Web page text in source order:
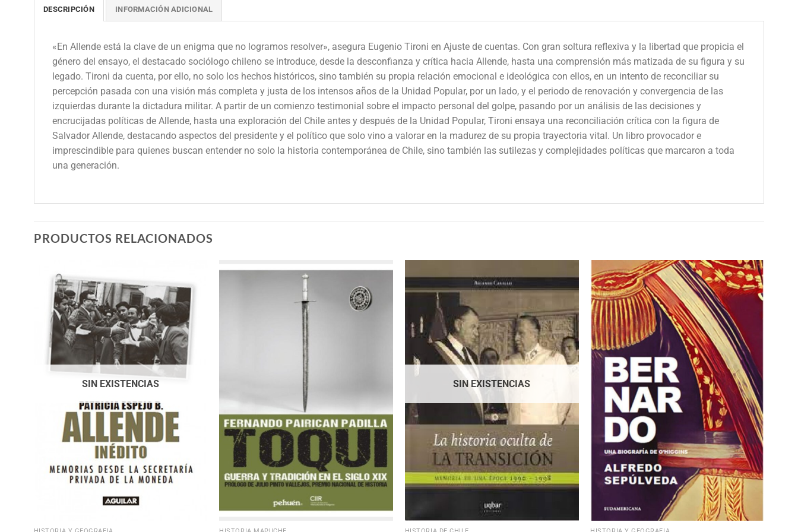
DESCRIPCIÓN INFORMACIÓN ADICIONAL
«En Allende está la clave de un enigma que no logramos resolver», asegura Eugenio Tironi en Ajuste de cuentas. Con gran soltura reflexiva y la libertad que propicia el
género del ensayo, el destacado sociólogo chileno se introduce, desde la desconfianza y crítica hacia Allende, hasta una comprensión más matizada de su figura y su
legado. Tironi da cuenta, por ello, no solo los hechos históricos, sino también su propia relación emocional e ideológica con ellos, en un intento de reconciliar su
percepción pasada con una visión más completa y justa de los intensos años de la Unidad Popular, por un lado, y el periodo de renovación y convergencia de las
izquierdas durante la dictadura militar. A partir de un comienzo testimonial sobre el impacto personal del golpe, pasando por un análisis de las decisiones y
encrucijadas políticas de Allende, hasta una exploración del Chile antes y después de la Unidad Popular, Tironi ensaya una reconciliación crítica con la figura de
Salvador Allende, destacando aspectos del presidente y el político que solo vino a valorar en la madurez de su propia trayectoria vital. Un libro provocador e
imprescindible para quienes buscan entender no solo la historia contemporánea de Chile, sino también las sutilezas y complejidades políticas que marcaron a toda
una generación.
PRODUCTOS RELACIONADOS
SIN EXISTENCIAS SIN EXISTENCIAS